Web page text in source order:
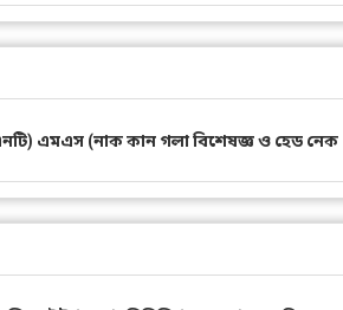
এমএস (নাক কান গলা বিশেষজ্ঞ ও হেড নেক